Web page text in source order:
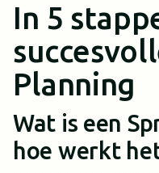
In 5
Planning
Wat is een
hoe werkt